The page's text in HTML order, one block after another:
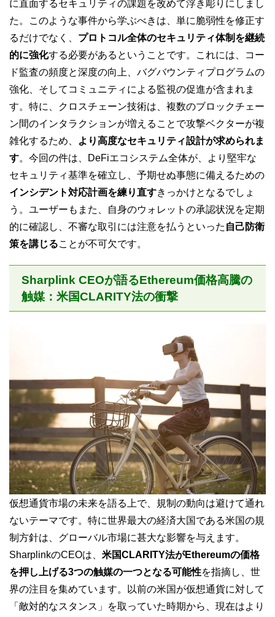
に直面するセキュリティの課題を改めて浮き彫りにしまし
た。このような事件から学ぶべきは、単に脆弱性を修正す
るだけでなく、 プロトコル全体のセキュリティ体制を継続
的に強化する必要があるということです。これには、コー
ド監査の頻度と深度の向上、バグバウンティプログラムの
強化、そしてコミュニティによる監視の促進が含まれま
す。特に、クロスチェーン技術は、複数のブロックチェー
ン間のインタラクションが増えることで攻撃ベクターが複
雑化するため、
より高度なセキュリティ設計が求められま
す。今回の件は、DeFiエコシステム全体が、より堅牢な
セキュリティ基準を確立し、予期せぬ事態に備えるための
インシデント対応計画を練り直すきっかけとなるでしょ
う。ユーザーもまた、自身のウォレットの承認状況を定期
的に確認し、不審な取引には注意を払うといった 自己防衛
策を講じることが不可欠です。
Sharplink CEOが語るEthereum価格高騰の
触媒：米国CLARITY法の衝撃
仮想通貨市場の未来を語る上で、規制の動向は避けて通れ
ないテーマです。特に世界最大の経済大国である米国の規
制方針は、グローバル市場に甚大な影響を与えます。
SharplinkのCEOは、 米国CLARITY法がEthereumの価格
を押し上げる3つの触媒の一つとなる可能性を指摘し、世
界の注目を集めています。以前の米国が仮想通貨に対して
「敵対的なスタンス」を取っていた時期から、現在はより